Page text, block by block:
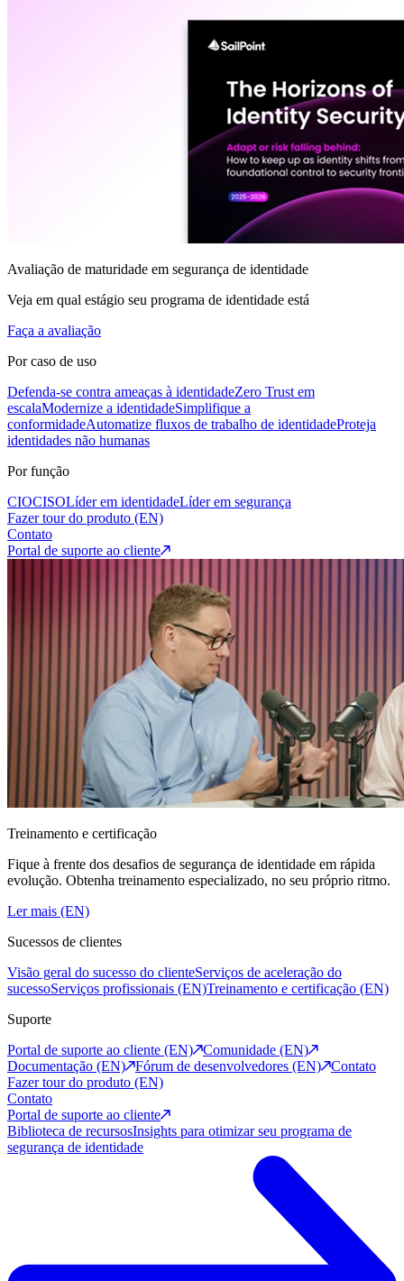
Avaliação de maturidade em segurança de identidade
Veja em qual estágio seu programa de identidade está
Faça a avaliação
Por caso de uso
Defenda-se contra ameaças à identidadeZero Trust em
escalaModernize a identidadeSimplifique a
conformidadeAutomatize fluxos de trabalho de identidadeProteja
identidades não humanas
Por função
CIOCISOLíder em identidadeLíder em segurança
Fazer tour do produto (EN)
Contato
Portal de suporte ao cliente
Treinamento e certificação
Fique à frente dos desafios de segurança de identidade em rápida
evolução. Obtenha treinamento especializado, no seu próprio ritmo.
Ler mais (EN)
Sucessos de clientes
Visão geral do sucesso do clienteServiços de aceleração do
sucessoServiços profissionais (EN)Treinamento e certificação (EN)
Suporte
Portal de suporte ao cliente (EN)
Comunidade (EN)
Documentação (EN)
Fórum de desenvolvedores (EN)
Contato
Fazer tour do produto (EN)
Contato
Portal de suporte ao cliente
Biblioteca de recursosInsights para otimizar seu programa de
segurança de identidade